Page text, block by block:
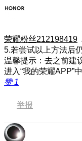
荣耀粉丝212198419
5.若尝试以上方法后
温馨提示：去之前建
进入“我的荣耀APP”
赞1
举报